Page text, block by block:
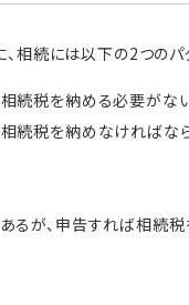
相続には以下の2つのパ
続税を納める必要がな
続税を納めなければな
るが、申告すれば相続